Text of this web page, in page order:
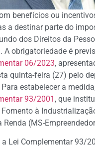
benefícios ou
a destinar parte do
dos Direitos da
A obrigatoriedade é
06/2023,
quinta-feira (27) pelo
estabelecer a
93/2001 , que
à
Renda (MS-
a Lei Complementar 93/